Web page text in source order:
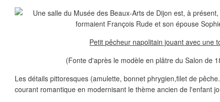
Petit pêcheur napolitain jouant avec une
(Fonte d'après le modèle en plâtre du Salon de
Les détails pittoresques (amulette, bonnet phrygien,filet de
courant romantique en modernisant le thème ancien de l'enfant